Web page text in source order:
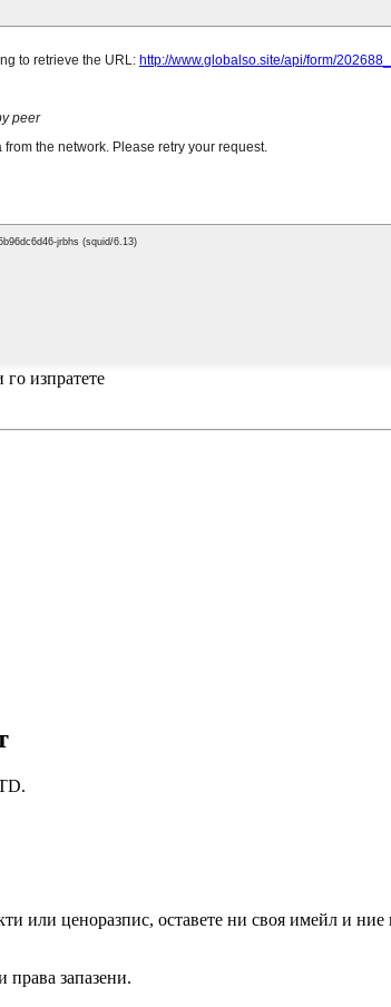
изпратете
или ценоразпис, оставете ни своя имейл и
запазени.